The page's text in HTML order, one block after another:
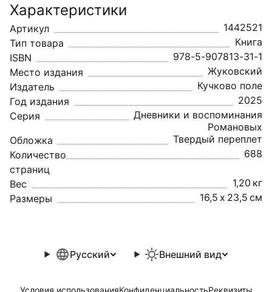
Характеристики
Артикул
1442521
Тип товара
Книга
ISBN
978-5-907813-31-1
Место издания
Жуковский
Издатель
Кучково поле
Год издания
2025
Серия
Дневники и воспоминания
Романовых
Обложка
Твердый переплет
Количество
страниц
688
Вес
1,20 кг
Размеры
16,5 x 23,5 см
Русский Внешний вид
Условия использованияКонфиденциальностьРеквизиты